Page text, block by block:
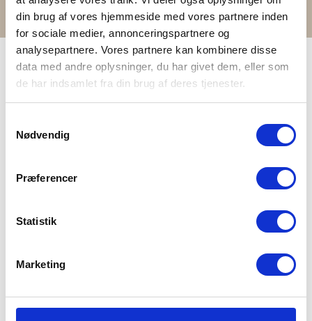
din brug af vores hjemmeside med vores partnere inden
for sociale medier, annonceringspartnere og
analysepartnere. Vores partnere kan kombinere disse
data med andre oplysninger, du har givet dem, eller som
de har indsamlet fra din brug af deres tjenester.
Nødvendig
Præferencer
Statistik
Marketing